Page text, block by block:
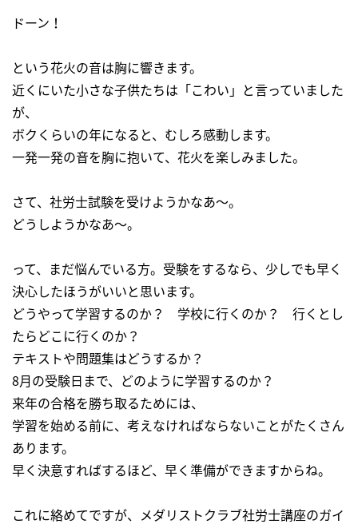
ドーン！
という花火の音は胸に響きます。
近くにいた小さな子供たちは「こわい」と言っていました
が、
ボクくらいの年になると、むしろ感動します。
一発一発の音を胸に抱いて、花火を楽しみました。
さて、社労士試験を受けようかなあ～。
どうしようかなあ～。
って、まだ悩んでいる方。受験をするなら、少しでも早く
決心したほうがいいと思います。
どうやって学習するのか？ 学校に行くのか？ 行くとし
たらどこに行くのか？
テキストや問題集はどうするか？
8月の受験日まで、どのように学習するのか？
来年の合格を勝ち取るためには、
学習を始める前に、考えなければならないことがたくさん
あります。
早く決意すればするほど、早く準備ができますからね。
これに絡めてですが、メダリストクラブ社労士講座のガイ